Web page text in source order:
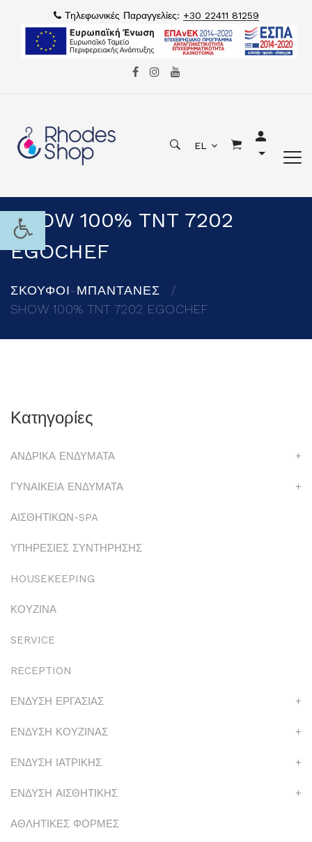
Τηλεφωνικές Παραγγελίες: +30 22411 81259
EL
SHOW 100% TNT 7202
EGOCHEF
ΣΚΟΥΦΟΙ-ΜΠΑΝΤΑΝΕΣ
SHOW 100% TNT 7202 EGOCHEF
Κατηγορίες
ΑΝΔΡΙΚΑ ΕΝΔΥΜΑΤΑ +
ΓΥΝΑΙΚΕΙΑ ΕΝΔΥΜΑΤΑ +
ΑΙΣΘΗΤΙΚΩΝ-SPA
ΥΠΗΡΕΣΙΕΣ ΣΥΝΤΗΡΗΣΗΣ
HOUSEKEEPING
ΚΟΥΖΙΝΑ
SERVICE
RECEPTION
ΕΝΔΥΣΗ ΕΡΓΑΣΙΑΣ +
ΕΝΔΥΣΗ ΚΟΥΖΙΝΑΣ +
ΕΝΔΥΣΗ ΙΑΤΡΙΚΗΣ +
ΕΝΔΥΣΗ ΑΙΣΘΗΤΙΚΗΣ +
ΑΘΛΗΤΙΚΕΣ ΦΟΡΜΕΣ